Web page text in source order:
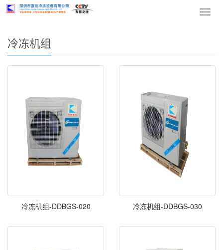
导
您的位置：网站首页>产品中心
冷冻机组
冷冻机组-DDBGS-020 冷冻机组-DDBGS-030